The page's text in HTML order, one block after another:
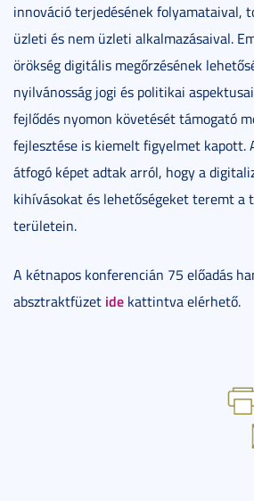
innováció terjedésének folyamataival,
üzleti és nem üzleti alkalmazásaival.
örökség digitális megőrzésének
nyilvánosság jogi és politikai
fejlődés nyomon követését támogató
fejlesztése is kiemelt figyelmet kapott.
átfogó képet adtak arról, hogy a
kihívásokat és lehetőségeket teremt a
területein.
A kétnapos konferencián 75 előadás
absztraktfüzet ide kattintva elérhető.